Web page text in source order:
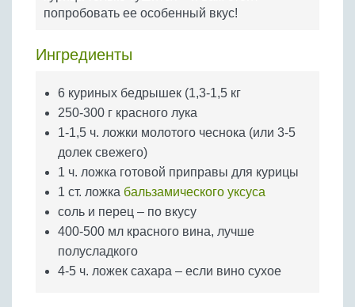
Бобовые
Крупы
попробовать ее особенный вкус!
Ингредиенты
6 куриных бедрышек (1,3-1,5 кг
250-300 г красного лука
1-1,5 ч. ложки молотого чеснока (или 3-5
долек свежего)
1 ч. ложка готовой приправы для курицы
1 ст. ложка бальзамического уксуса
соль и перец – по вкусу
400-500 мл красного вина, лучше
полусладкого
4-5 ч. ложек сахара – если вино сухое